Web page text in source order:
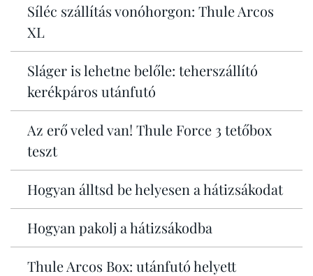
Síléc szállítás vonóhorgon: Thule Arcos
XL
Sláger is lehetne belőle: teherszállító
kerékpáros utánfutó
Az erő veled van! Thule Force 3 tetőbox
teszt
Hogyan álltsd be helyesen a hátizsákodat
Hogyan pakolj a hátizsákodba
Thule Arcos Box: utánfutó helyett